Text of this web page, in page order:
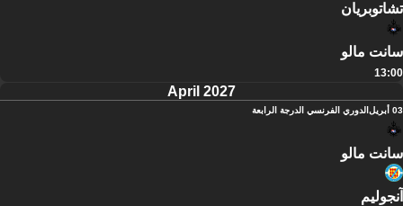
تشاتوبريان
سانت مالو
13:00
April 2027
03 أبريل الدوري الفرنسي الدرجة الرابعة
سانت مالو
آنجوليم